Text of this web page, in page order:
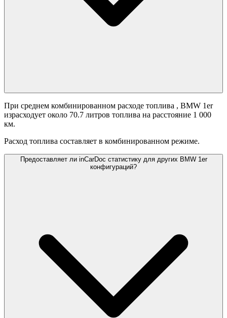
При среднем комбинированном расходе топлива , BMW 1er
израсходует около 70.7 литров топлива на расстояние 1 000
км.
Расход топлива составляет в комбинированном режиме.
Предоставляет ли inCarDoc статистику для других BMW 1er
конфигураций?